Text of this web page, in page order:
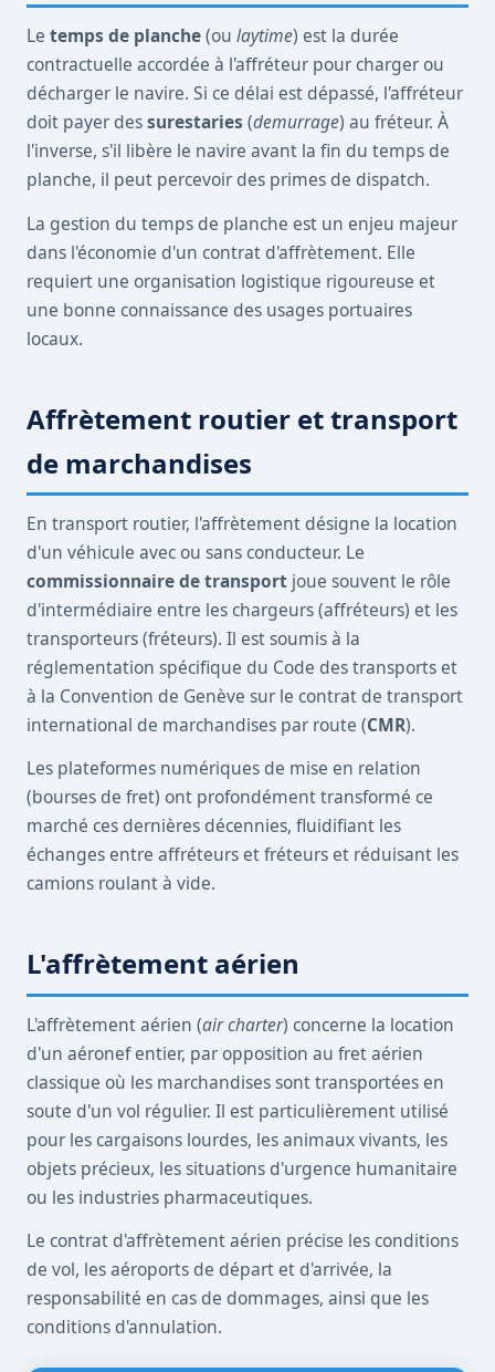
Le temps de planche(ou laytime) est la durée
contractuelle accordée à l'affréteur pour charger ou
décharger le navire. Si ce délai est dépassé, l'affréteur
doit payer dessurestaries (demurrage) au fréteur. À
l'inverse, s'il libère le navire avant la fin du temps de
planche, il peut percevoir des primes de dispatch.
La gestion du temps de planche est un enjeu majeur
dans l'économie d'un contrat d'affrètement. Elle
requiert une organisation logistique rigoureuse et
une bonne connaissance des usages portuaires
locaux.
Affrètement routier et transport
de marchandises
En transport routier, l'affrètement désigne la location
d'un véhicule avec ou sans conducteur. Le
commissionnaire de transport joue souvent le rôle
d'intermédiaire entre les chargeurs (affréteurs) et les
transporteurs (fréteurs). Il est soumis à la
réglementation spécifique du Code des transports et
à la Convention de Genève sur le contrat de transport
international de marchandises par route (CMR).
Les plateformes numériques de mise en relation
(bourses de fret) ont profondément transformé ce
marché ces dernières décennies, fluidifiant les
échanges entre affréteurs et fréteurs et réduisant les
camions roulant à vide.
L'affrètement aérien
L'affrètement aérien (air charter) concerne la location
d'un aéronef entier, par opposition au fret aérien
classique où les marchandises sont transportées en
soute d'un vol régulier. Il est particulièrement utilisé
pour les cargaisons lourdes, les animaux vivants, les
objets précieux, les situations d'urgence humanitaire
ou les industries pharmaceutiques.
Le contrat d'affrètement aérien précise les conditions
de vol, les aéroports de départ et d'arrivée, la
responsabilité en cas de dommages, ainsi que les
conditions d'annulation.